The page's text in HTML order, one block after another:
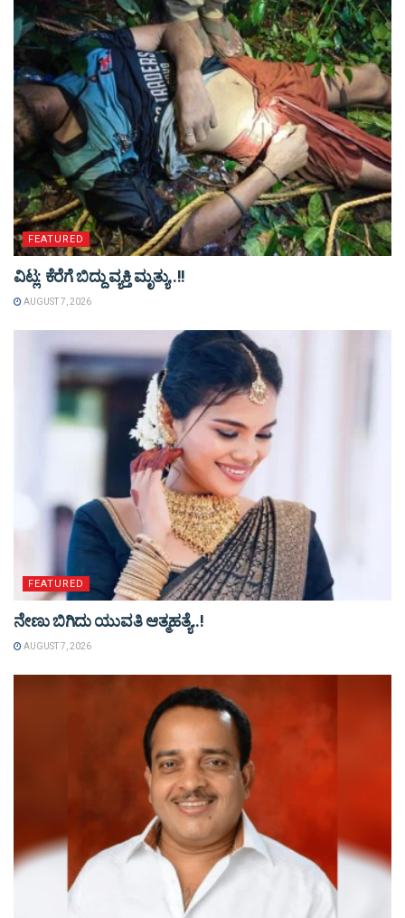
FEATURED
ವಿಟ್ಲ: ಕೆರೆಗೆ ಬಿದ್ದು ವ್ಯಕ್ತಿ ಮೃತ್ಯು..!!
AUGUST 7, 2026
FEATURED
ನೇಣು ಬಿಗಿದು ಯುವತಿ ಆತ್ಮಹತ್ಯೆ..!
AUGUST 7, 2026